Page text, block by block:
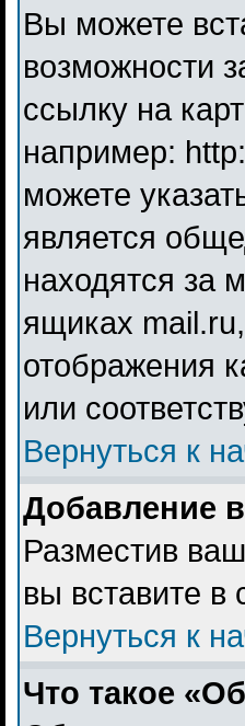
Вы можете
возможности
ссылку на
например:
можете
является
находятся за
ящиках
отображения
или
Вернуться к
Добавление
Разместив
вы вставите в
Вернуться к
Что такое